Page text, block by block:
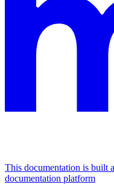
This documentation is built
documentation platform